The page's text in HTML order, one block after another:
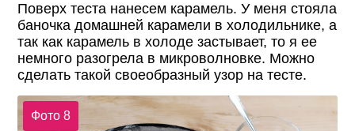
Поверх теста нанесем карамель. У меня стояла
баночка домашней карамели в холодильнике, а
так как карамель в холоде застывает, то я ее
немного разогрела в микроволновке. Можно
сделать такой своеобразный узор на тесте.
Фото 8